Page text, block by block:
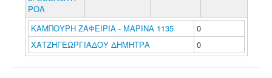
POA
ΚΑΜΠΟΥΡΗ ΖΑΦΕΙΡΙΑ - ΜΑΡΙΝΑ 1135
0
ΧΑΤΖΗΓΕΩΡΓΙΑΔΟΥ ΔΗΜΗΤΡΑ
0